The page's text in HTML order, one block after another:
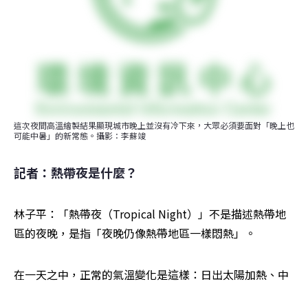
這次夜間高溫繪製結果顯現城市晚上並沒有冷下來，大眾必須要面對「晚上也
可能中暑」的新常態。攝影：李蘇竣
記者：熱帶夜是什麼？
林子平：「熱帶夜（Tropical Night）」不是描述熱帶地
區的夜晚，是指「夜晚仍像熱帶地區一樣悶熱」。
在一天之中，正常的氣溫變化是這樣：日出太陽加熱、中